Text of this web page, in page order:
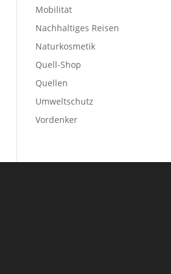
Mobilität
Nachhaltiges Reisen
Naturkosmetik
Quell-Shop
Quellen
Umweltschutz
Vordenker